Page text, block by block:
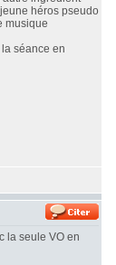
héros pseudo
musique
séance en
la seule VO en